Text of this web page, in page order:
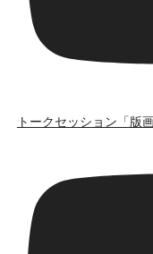
トークセッション「版